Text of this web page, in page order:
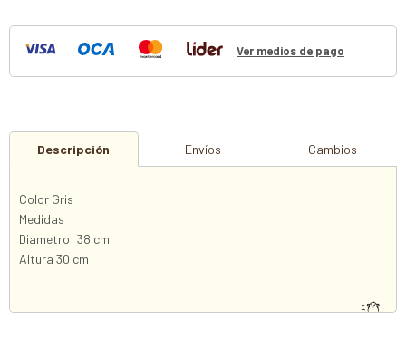
Ver medios de pago
Descripción Envíos Cambios
Color Gris
Medidas
Diametro: 38 cm
Altura 30 cm